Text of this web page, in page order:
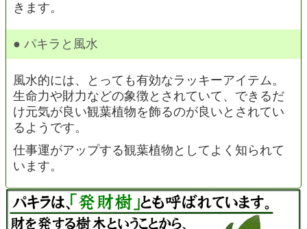
きます。
● パキラと風水
風水的には、とっても有効なラッキーアイテム。
生命力や財力などの象徴とされていて、できるだ
け元気が良い観葉植物を飾るのが良いとされてい
るようです。
仕事運がアップする観葉植物としてよく知られて
います。